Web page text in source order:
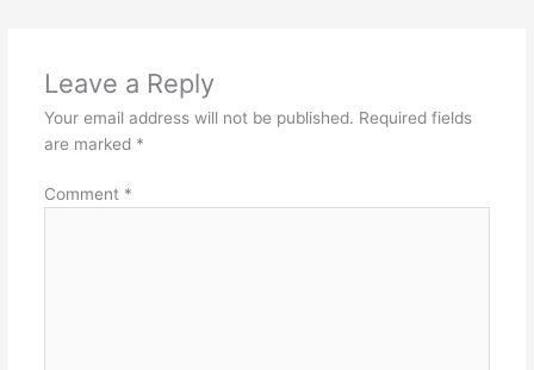
Leave a Reply
Your email address will not be published. Required fields
are marked *
Comment *